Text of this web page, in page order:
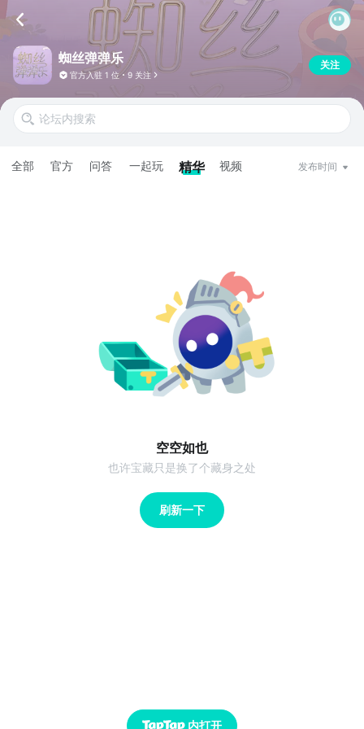
蜘丝弹弹乐
官方入驻 1 位 9 关注
关注
全部 官方 问答 一起玩 精华 视频 发布时间
空空如也
也许宝藏只是换了个藏身之处
刷新一下
内打开